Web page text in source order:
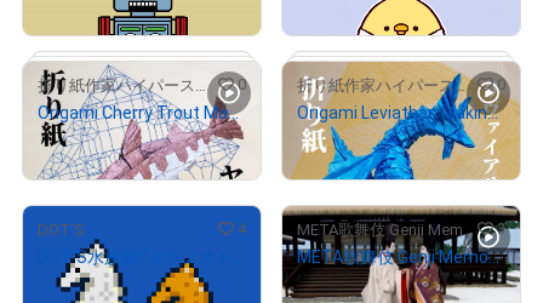
# 3/7
# 185/1000
折り紙作家ハイパーステジア 0
Origami Cherry Trout Making Video
¥500
# 206/1000
折り紙作家ハイパーステジア 0
Origami Leviathan Making Video
¥500
DOT'S 4
2,500
META歌舞伎 Genji Memories 3
META歌舞伎 Genji Memories #03
¥250,000